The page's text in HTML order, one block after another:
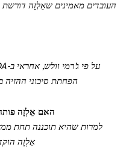
העובדים מאמינים שאֵלְזָה
הפחתת סיכוני ההזיה
האם אֵלְזָה
למרות שהיא תוכננה תחת
אֵלְזָה